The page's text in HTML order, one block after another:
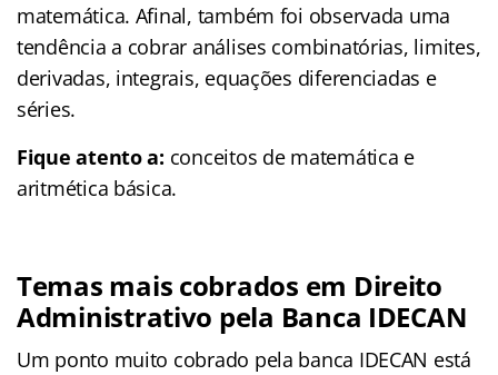
matemática. Afinal, também foi observada uma
tendência a cobrar análises combinatórias, limites,
derivadas, integrais, equações diferenciadas e
séries.
Fique atento a: conceitos de matemática e
aritmética básica.
Temas mais cobrados em Direito
Administrativo pela Banca IDECAN
Um ponto muito cobrado pela banca IDECAN está